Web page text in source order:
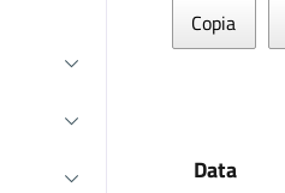
Copia
Data